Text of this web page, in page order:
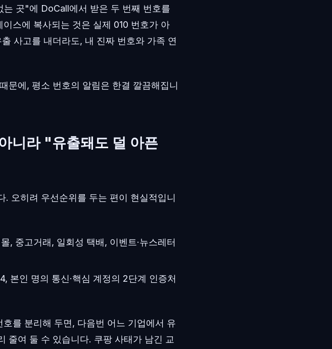
곳"에 DoCall에서 받은 두 번째 번호를
스에 복사되는 것은 실제 010 번호가 아
사고를 내더라도, 내 진짜 번호와 가족 연
문에, 평소 번호의 알림은 한결 깔끔해집니
니라 "유출돼도 덜 아픈
오히려 우선순위를 두는 편이 현실적입니
, 중고거래, 일회성 택배, 이벤트·뉴스레터
본인 명의 통신·핵심 계정의 2단계 인증처
를 분리해 두면, 다음번 어느 기업에서 유
줄여 둘 수 있습니다. 쿠팡 사태가 남긴 교